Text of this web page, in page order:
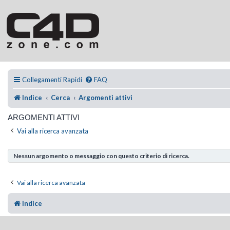
Collegamenti Rapidi FAQ
Indice Cerca Argomenti attivi
ARGOMENTI ATTIVI
Vai alla ricerca avanzata
Nessun argomento o messaggio con questo criterio di ricerca.
Vai alla ricerca avanzata
Indice